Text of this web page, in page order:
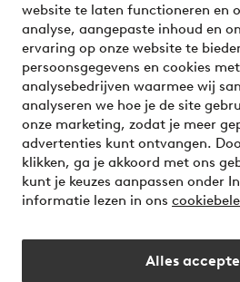
website te laten functioneren en
analyse, aangepaste inhoud en
ervaring op onze website te
persoonsgegevens en cookies
analysebedrijven waarmee wij
analyseren we hoe je de site
onze marketing, zodat je meer
advertenties kunt ontvangen.
klikken, ga je akkoord met ons
kunt je keuzes aanpassen onder
informatie lezen in ons
Alles
Veilig betalen - Nu
Wil je meer weten over